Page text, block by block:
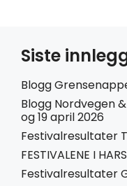
Siste
Blogg
Blogg Nordvegen
og 19 april 2026
Festivalresultater
FESTIVALENE I
Festivalresultater